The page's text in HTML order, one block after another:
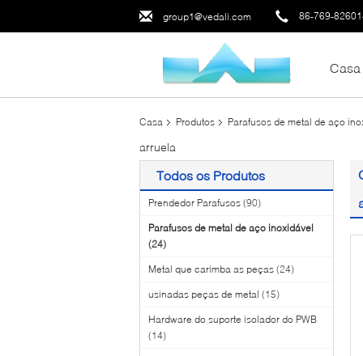
group1@vedali.com 86-769-
Casa
Casa Produtos Parafusos de metal de aço
arruela
Todos os Produtos
Prendedor Parafusos (90)
Parafusos de metal de aço inoxidável
(24)
Metal que carimba as peças (24)
usinadas peças de metal (15)
Hardware do suporte isolador do PWB
(14)